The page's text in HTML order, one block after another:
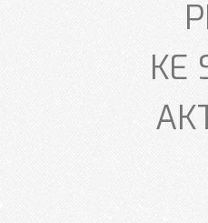
KE